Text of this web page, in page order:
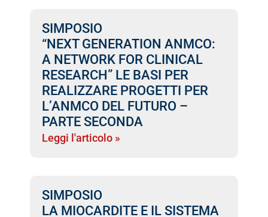
SIMPOSIO
“NEXT GENERATION ANMCO:
A NETWORK FOR CLINICAL
RESEARCH” LE BASI PER
REALIZZARE PROGETTI PER
L’ANMCO DEL FUTURO –
PARTE SECONDA
Leggi l'articolo »
SIMPOSIO
LA MIOCARDITE E IL SISTEMA